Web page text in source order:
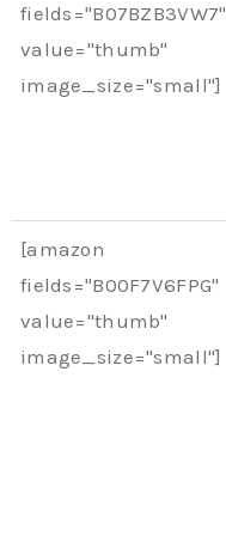
fields="B07BZB3VW7"
value="thumb"
image_size="small"]
[amazon
fields="B00F7V6FPG"
value="thumb"
image_size="small"]